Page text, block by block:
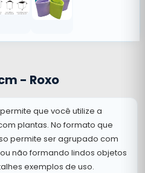
- Roxo
que você utilize a
plantas. No formato que
permite ser agrupado com
não formando lindos objetos
exemplos de uso.